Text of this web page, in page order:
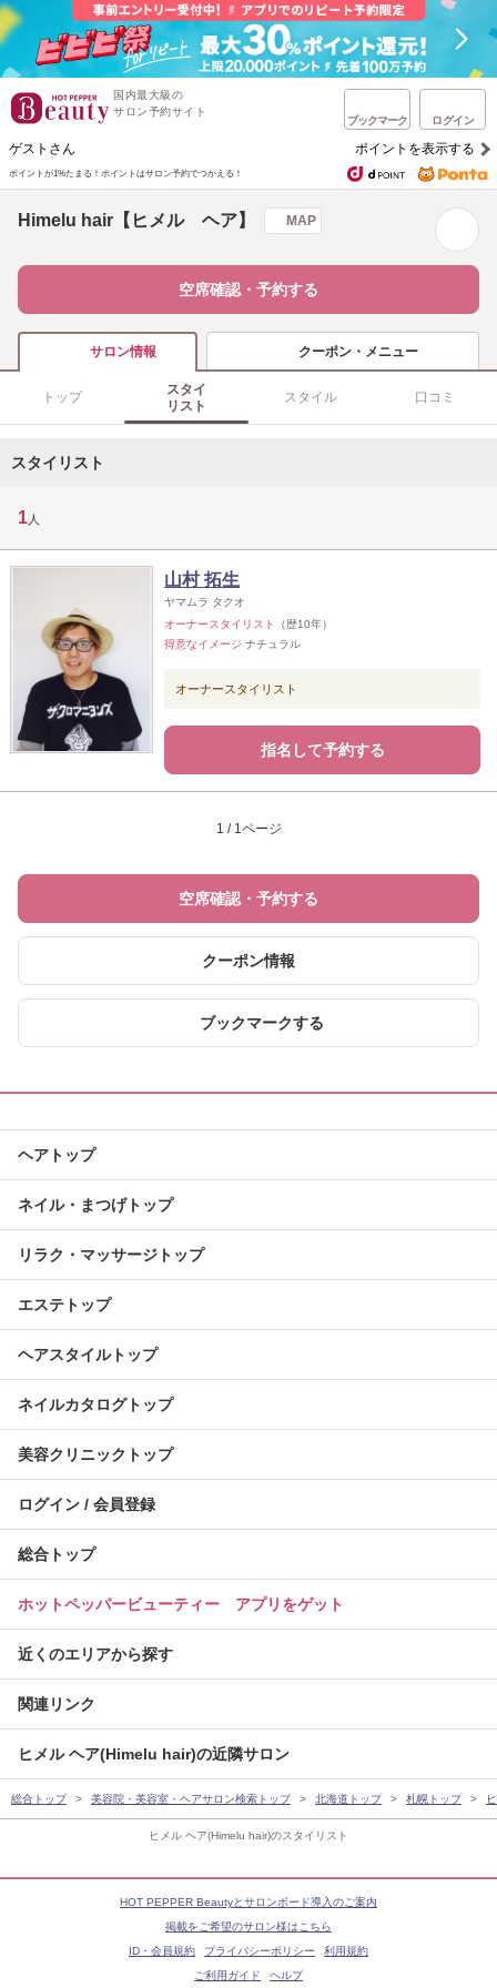
国内最大級の
サロン予約サイト
ブックマーク ログイン
ゲストさん ポイントを表示する
ポイントが1%たまる！ ポイントはサロン予約でつかえる！
ヒメル ヘア(Himelu hair)のスタイリスト
Himelu hair【ヒメル ヘア】 MAP
空席確認・予約する
サロン情報 クーポン・メニュー
トップ
スタイ
リスト
スタイル 口コミ
スタイリスト
1 人
山村 拓生
ヤマムラ タクオ
オーナースタイリスト
（歴10年）
得意なイメージ ナチュラル
オーナースタイリスト
指名して予約する
1 / 1ページ
空席確認・予約する
クーポン情報
ブックマークする
ヘアトップ
ネイル・まつげトップ
リラク・マッサージトップ
エステトップ
ヘアスタイルトップ
ネイルカタログトップ
美容クリニックトップ
ログイン / 会員登録
総合トップ
ホットペッパービューティー アプリをゲット
近くのエリアから探す
関連リンク
ヒメル ヘア(Himelu hair)の近隣サロン
総合トップ 美容院・美容室・ヘアサロン検索トップ 北海道トップ 札幌トップ
HOT PEPPER Beautyとサロンボード導入のご案内
掲載をご希望のサロン様はこちら
ID・会員規約
プライバシーポリシー
利用規約
ご利用ガイド
ヘルプ